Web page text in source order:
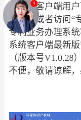
理系统客户端用
升级，或者访问“
专利业务办理系
系统客户端最新
（版本号V1.0.28
不便，敬请谅解